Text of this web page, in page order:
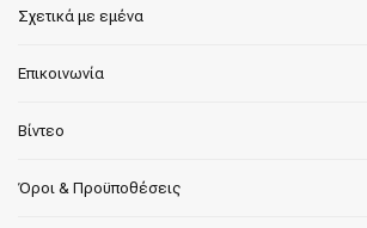
Σχετικά με εμένα
Επικοινωνία
Βίντεο
Όροι & Προϋποθέσεις